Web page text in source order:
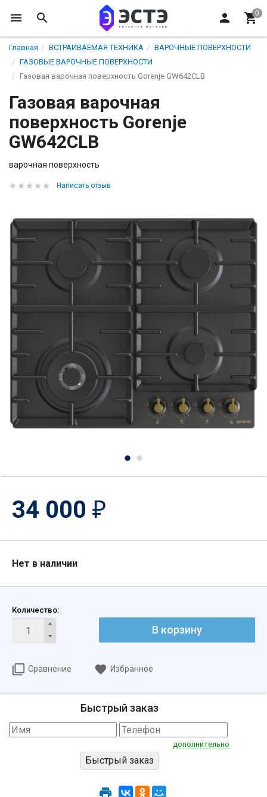
Главная ВСТРАИВАЕМАЯ ТЕХНИКА
ВАРОЧНЫЕ ПОВЕРХНОСТИ
ГАЗОВЫЕ ВАРОЧНЫЕ ПОВЕРХНОСТИ
Газовая варочная поверхность Gorenje GW642CLB
Газовая варочная
поверхность Gorenje
GW642CLB
варочная поверхность
Написать отзыв
34 000 ₽
Нет в наличии
Количество:
В корзину
Сравнение Избранное
Быстрый заказ
дополнительно